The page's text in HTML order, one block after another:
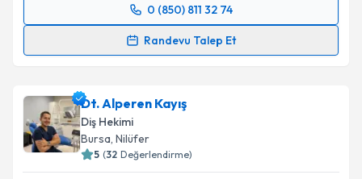
0 (850) 811 32 74
Randevu Talep Et
Randevu Takvimi Talebi
almanız için bir takvim hazırlandığında e-posta ile
bilgilendireceğiz.
E-posta Adresiniz
Dt. Alperen Kayış
Diş Hekimi
Bursa, Nilüfer
5 (32 Değerlendirme)